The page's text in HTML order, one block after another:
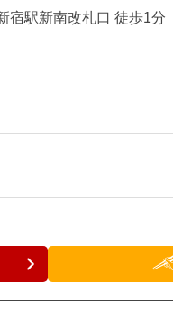
宿駅新南改札口 徒歩1分